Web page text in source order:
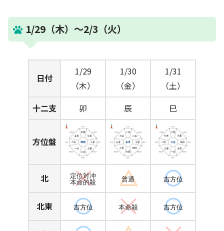
1/29（木）～2/3（火）
日付
1/29
（木）
1/30
（金）
1/31
（土）
十二支
卯 辰 巳
方位盤
北
定位対冲
本命的殺
普通 吉方位
北東 吉方位 本命殺 吉方位